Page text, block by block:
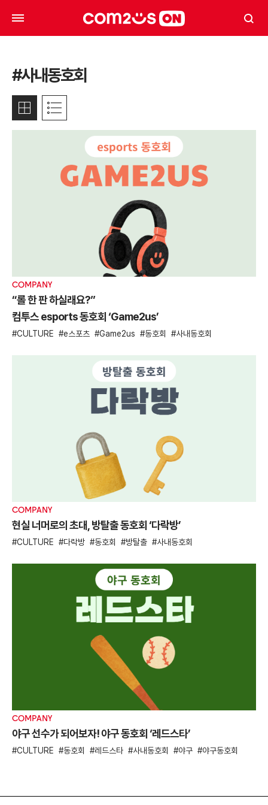
#사내동호회
COMPANY
“롤 한 판 하실래요?”
컴투스 esports 동호회 ‘Game2us’
CULTURE e스포츠 Game2us 동호회 사내동호회
COMPANY
현실 너머로의 초대, 방탈출 동호회 ‘다락방’
CULTURE 다락방 동호회 방탈출 사내동호회
COMPANY
야구 선수가 되어보자! 야구 동호회 ‘레드스타’
CULTURE 동호회 레드스타 사내동호회 야구 야구동호회